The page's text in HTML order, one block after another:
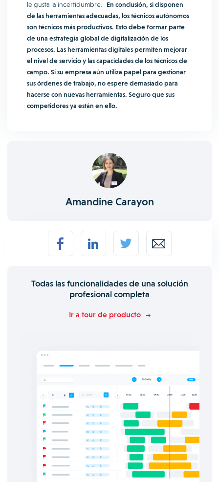
le gusta la incertidumbre. En conclusión, si disponen
de las herramientas adecuadas, los técnicos autónomos
son técnicos más productivos. Esto debe formar parte
de una estrategia global de digitalización de los
procesos. Las herramientas digitales permiten mejorar
el nivel de servicio y las capacidades de los técnicos de
campo. Si su empresa aún utiliza papel para gestionar
sus órdenes de trabajo, no espere demasiado para
hacerse con nuevas herramientas. Seguro que sus
competidores ya están en ello.
Amandine Carayon
Todas las funcionalidades de una solución
profesional completa
Ir a tour de producto